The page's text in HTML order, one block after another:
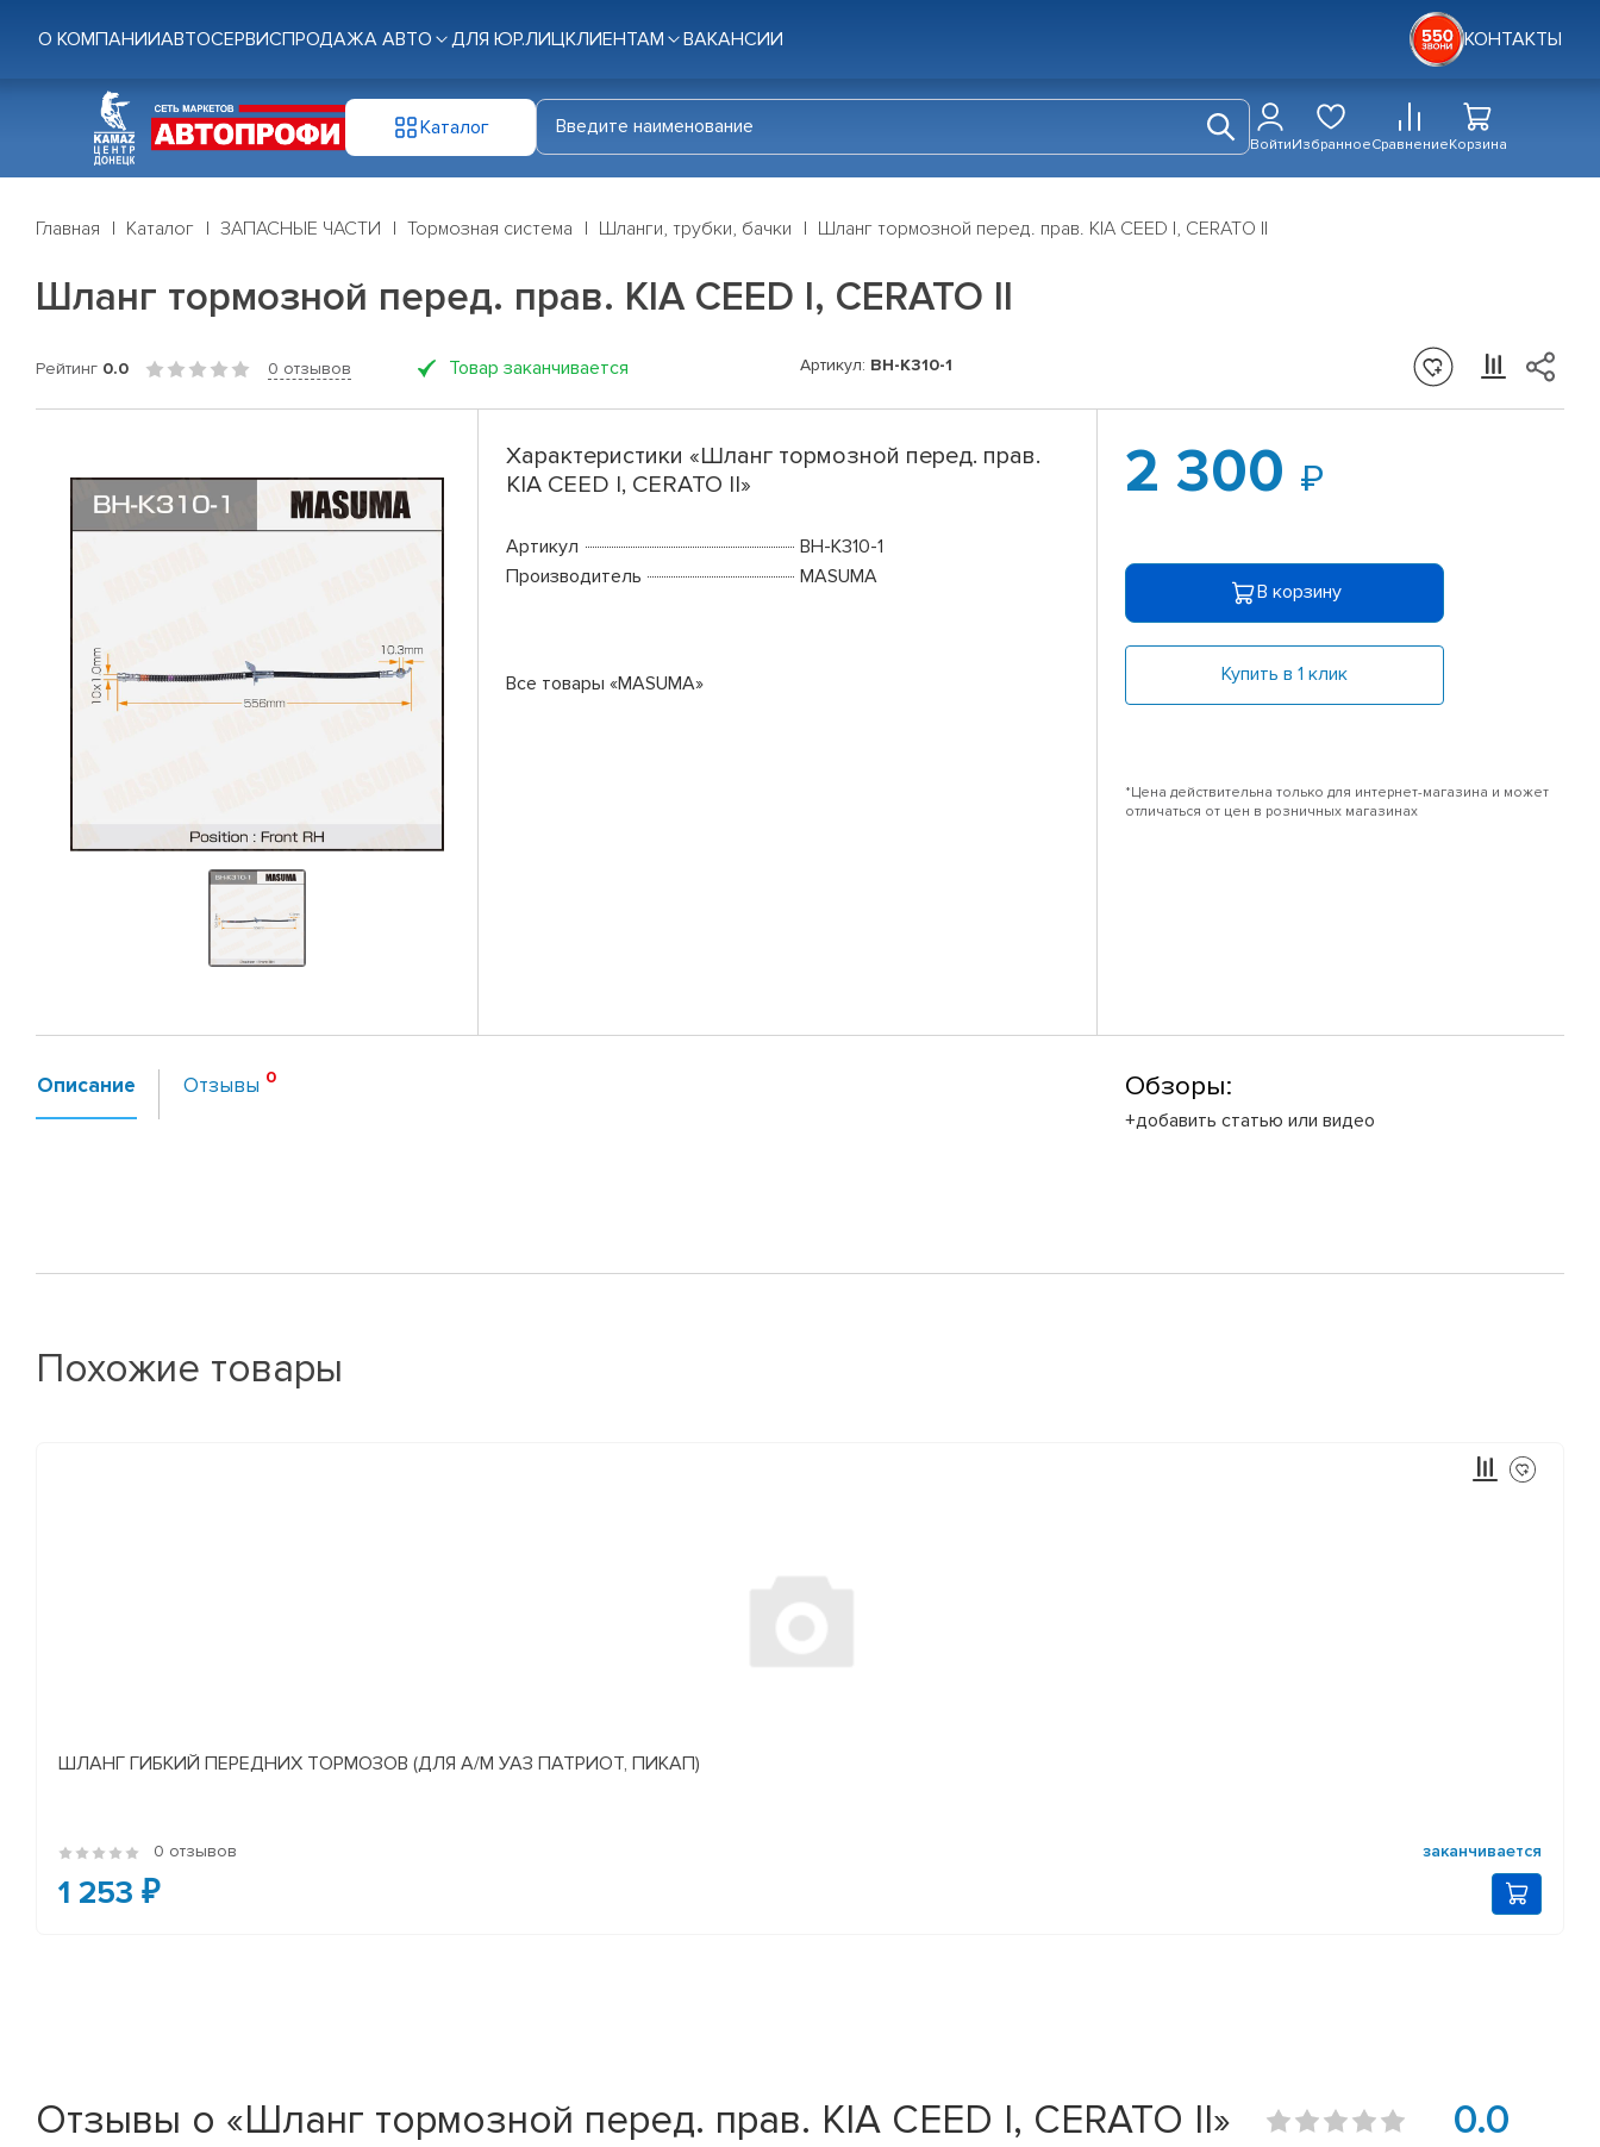
О КОМПАНИИАВТОСЕРВИСПРОДАЖА АВТО ДЛЯ ЮР.ЛИЦКЛИЕНТАМ ВАКАНСИИ КОНТАКТЫ
Каталог
ВойтиИзбранноеСравнениеКорзина
Главная Каталог ЗАПАСНЫЕ ЧАСТИ Тормозная система Шланги, трубки, бачки Шланг тормозной перед. прав. KIA CEED I, CERATO II
Шланг тормозной перед. прав. KIA CEED I, CERATO II
Рейтинг 0.0 0 отзывов Товар заканчивается Артикул: BH-K310-1
Характеристики «Шланг тормозной перед. прав.
KIA CEED I, CERATO II»
Артикул
BH-K310-1
Производитель
MASUMA
Все товары «MASUMA»
2 300
В корзину
Купить в 1 клик
*Цена действительна только для интернет-магазина и может
отличаться от цен в розничных магазинах
Описание Отзывы Обзоры:
+добавить статью или видео
Похожие товары
ШЛАНГ ГИБКИЙ ПЕРЕДНИХ ТОРМОЗОВ (ДЛЯ А/М УАЗ ПАТРИОТ, ПИКАП)
0 отзывов заканчивается
1 253 ₽
Отзывы о «Шланг тормозной перед. прав. KIA CEED I, CERATO II» 0.0